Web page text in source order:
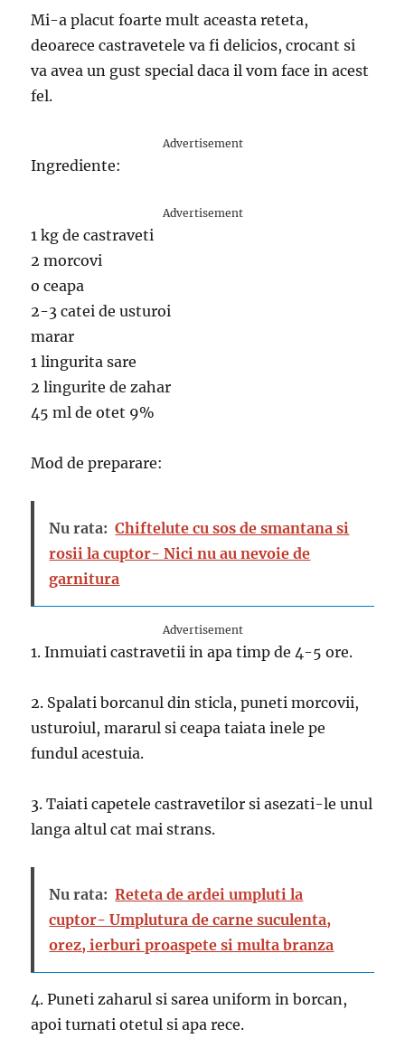
Mi-a placut foarte mult aceasta reteta,
deoarece castravetele va fi delicios, crocant si
va avea un gust special daca il vom face in acest
fel.
Advertisement
Ingrediente:
Advertisement
1 kg de castraveti
2 morcovi
o ceapa
2-3 catei de usturoi
marar
1 lingurita sare
2 lingurite de zahar
45 ml de otet 9%
Mod de preparare:
Nu rata: Chiftelute cu sos de smantana si
rosii la cuptor- Nici nu au nevoie de
garnitura
Advertisement
1. Inmuiati castravetii in apa timp de 4-5 ore.
2. Spalati borcanul din sticla, puneti morcovii,
usturoiul, mararul si ceapa taiata inele pe
fundul acestuia.
3. Taiati capetele castravetilor si asezati-le unul
langa altul cat mai strans.
Nu rata: Reteta de ardei umpluti la
cuptor- Umplutura de carne suculenta,
orez, ierburi proaspete si multa branza
4. Puneti zaharul si sarea uniform in borcan,
apoi turnati otetul si apa rece.